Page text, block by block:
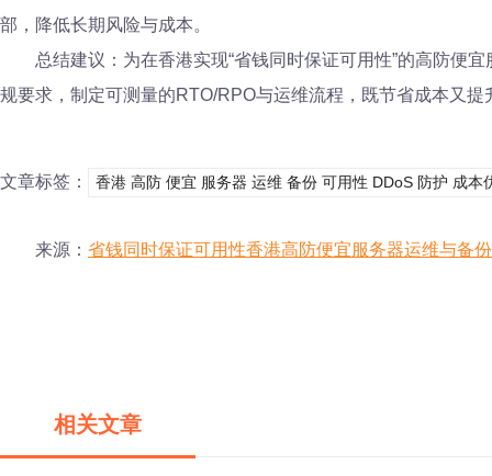
部，降低长期风险与成本。
总结建议：为在香港实现“省钱同时保证可用性”的高防便
规要求，制定可测量的RTO/RPO与运维流程，既节省成本又提
文章标签： 香港 高防 便宜 服务器 运维 备份 可用性 DDoS 防护 成本
来源： 省钱同时保证可用性香港高防便宜服务器运维与备
相关文章